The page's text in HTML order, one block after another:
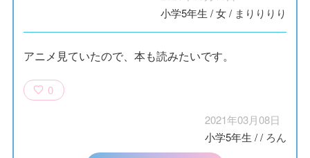
小学5年生 /女/ まりりりり
アニメ見ていたので、本も読みたいです。
0
2021年03月08日
小学5年生 // ろん